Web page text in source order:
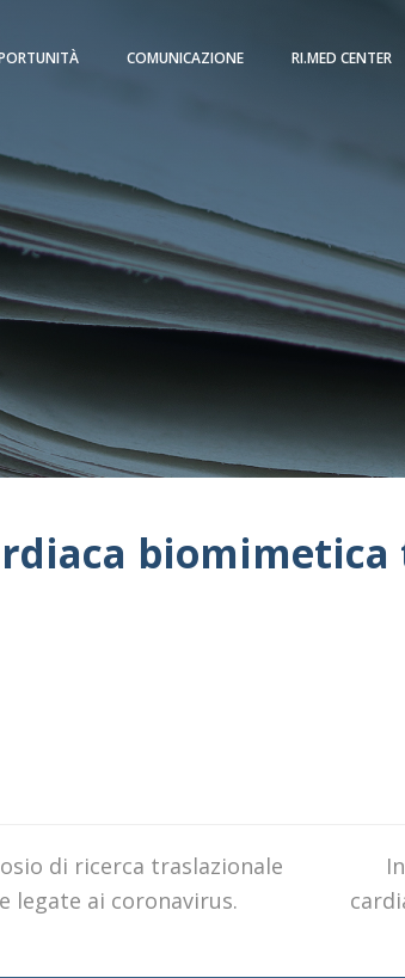
COMUNICAZIONE RI.MED CENTER
di ricerca traslazionale
legate ai coronavirus.